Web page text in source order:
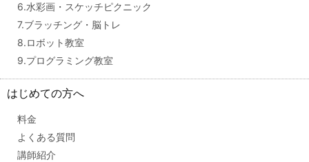
6.水彩画・スケッチピクニック
7.ブラッチング・脳トレ
8.ロボット教室
9.プログラミング教室
はじめての方へ
料金
よくある質問
講師紹介